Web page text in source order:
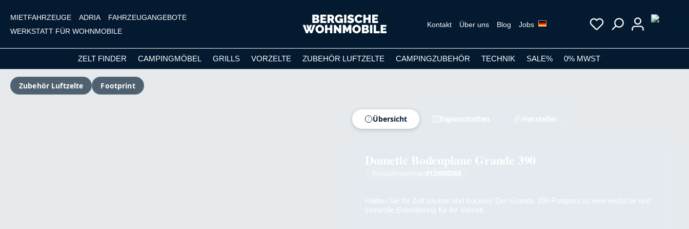
Hauptinhalt springen
Zur Suche springen
Zur Hauptnavigation springen
MIETFAHRZEUGE ADRIA
FAHRZEUGANGEBOTE
WERKSTATT FÜR WOHNMOBILE
Kontakt Über uns Blog Jobs
ZELT FINDER CAMPINGMÖBEL GRILLS VORZELTE ZUBEHÖR LUFTZELTE CAMPINGZUBEHÖR TECHNIK SALE% 0% MWST
Zubehör Luftzelte Footprint
Übersicht Eigenschaften Hersteller
Dometic Bodenplane Grande 390
Produktnummer: 9120000368
Halten Sie Ihr Zelt sauber und trocken. Der Grande 390 Footprint ist eine einfache und
sinnvolle Erweiterung für Ihr Vorzelt.